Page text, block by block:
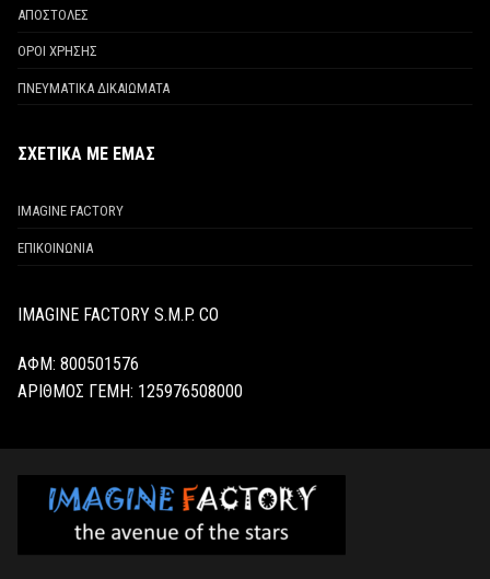
ΑΠΟΣΤΟΛΕΣ
ΟΡΟΙ ΧΡΗΣΗΣ
ΠΝΕΥΜΑΤΙΚΑ ΔΙΚΑΙΩΜΑΤΑ
ΣΧΕΤΙΚΑ ΜΕ ΕΜΑΣ
IMAGINE FACTORY
ΕΠΙΚΟΙΝΩΝΙΑ
IMAGINE FACTORY S.M.P. CO
ΑΦΜ: 800501576
ΑΡΙΘΜΟΣ ΓΕΜΗ: 125976508000